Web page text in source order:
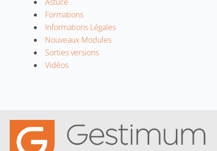
Formations
Informations Légales
Nouveaux Modules
Sorties versions
Vidéos